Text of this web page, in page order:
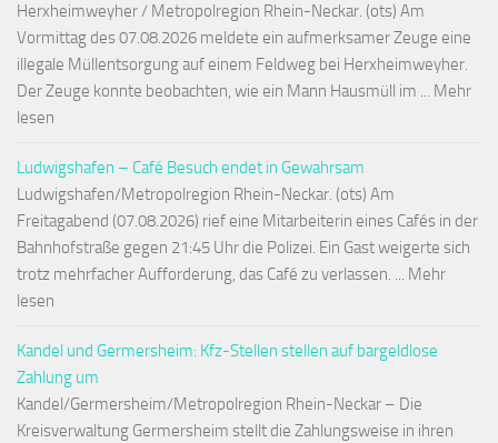
Herxheimweyher / Metropolregion Rhein-Neckar. (ots) Am
Vormittag des 07.08.2026 meldete ein aufmerksamer Zeuge eine
illegale Müllentsorgung auf einem Feldweg bei Herxheimweyher.
Der Zeuge konnte beobachten, wie ein Mann Hausmüll im ... Mehr
lesen
Ludwigshafen – Café Besuch endet in Gewahrsam
Ludwigshafen/Metropolregion Rhein-Neckar. (ots) Am
Freitagabend (07.08.2026) rief eine Mitarbeiterin eines Cafés in der
Bahnhofstraße gegen 21:45 Uhr die Polizei. Ein Gast weigerte sich
trotz mehrfacher Aufforderung, das Café zu verlassen. ... Mehr
lesen
Kandel und Germersheim: Kfz-Stellen stellen auf bargeldlose
Zahlung um
Kandel/Germersheim/Metropolregion Rhein-Neckar – Die
Kreisverwaltung Germersheim stellt die Zahlungsweise in ihren